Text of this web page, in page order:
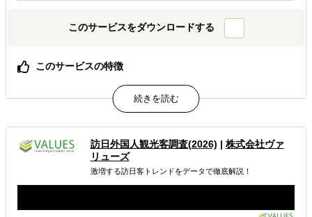
このサービスをダウンロードする
このサービスの特徴
高額なシステムや一括サービスの導入は必要なく、必要な
支援だけを選んでご利用いただけます。
価格を明示した明朗会計で、不要なサービスの押し売りや
過剰は提案は行いません。
豊富な貿易実務経験を持つスタッフが在籍しているので、
戦略策定から調査・実務まで支援が可能です。
海外進出総合支援 販路拡大（営業代行・販売代理店探し）
訪日外国人観光客調査(2026) | 株式会社ヴァ
リューズ
激増する訪日客トレンドをデータで徹底解説！